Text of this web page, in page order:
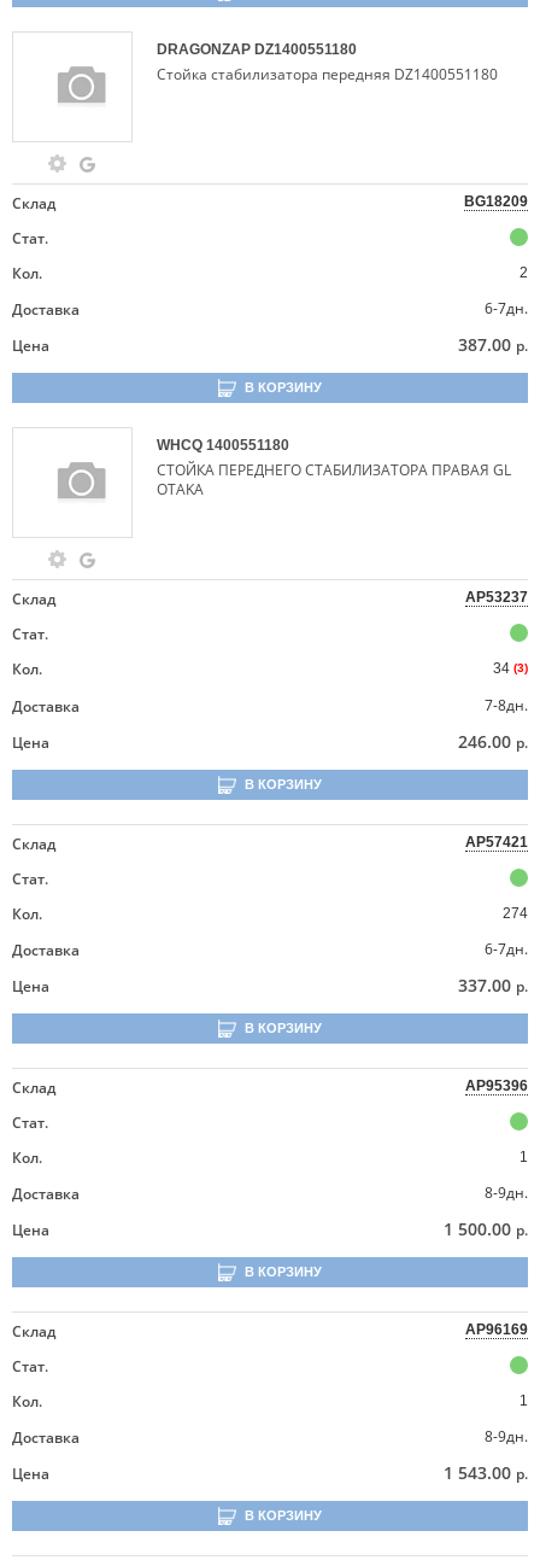
DRAGONZAP DZ1400551180
Стойка стабилизатора передняя DZ1400551180
Склад BG18209
Стат.
Кол.
2
Доставка
6-7дн.
Цена
387.00 р.
В КОРЗИНУ
WHCQ 1400551180
СТОЙКА ПЕРЕДНЕГО СТАБИЛИЗАТОРА ПРАВАЯ GL
OTAKA
Склад AP53237
Стат.
Кол.
34 (3)
Доставка
7-8дн.
Цена
246.00 р.
В КОРЗИНУ
Склад AP57421
Стат.
Кол.
274
Доставка
6-7дн.
Цена
337.00 р.
В КОРЗИНУ
Склад AP95396
Стат.
Кол.
1
Доставка
8-9дн.
Цена
1 500.00 р.
В КОРЗИНУ
Склад AP96169
Стат.
Кол.
1
Доставка
8-9дн.
Цена
1 543.00 р.
В КОРЗИНУ